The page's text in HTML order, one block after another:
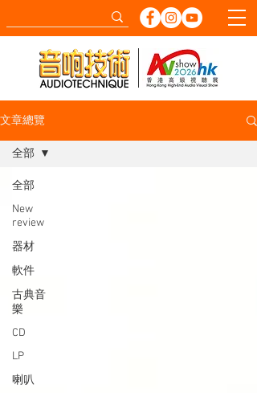
文章總覽
全部
New
review
器材
軟件
古典音
樂
CD
LP
喇叭
全部